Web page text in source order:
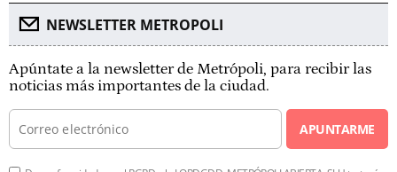
NEWSLETTER METROPOLI
Apúntate a la newsletter de Metrópoli, para recibir las
noticias más importantes de la ciudad.
APUNTARME